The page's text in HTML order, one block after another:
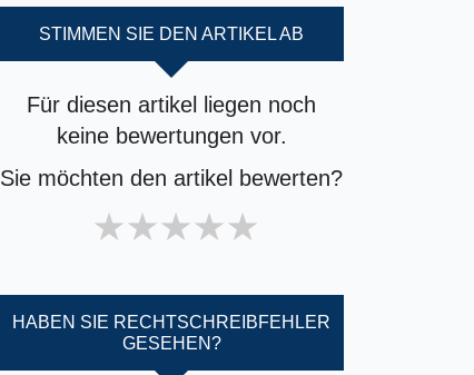
STIMMEN SIE DEN ARTIKEL AB
Für diesen artikel liegen noch
keine bewertungen vor.
Sie möchten den artikel bewerten?
4 stars
3 stars
2 stars
1 star
HABEN SIE RECHTSCHREIBFEHLER
GESEHEN?